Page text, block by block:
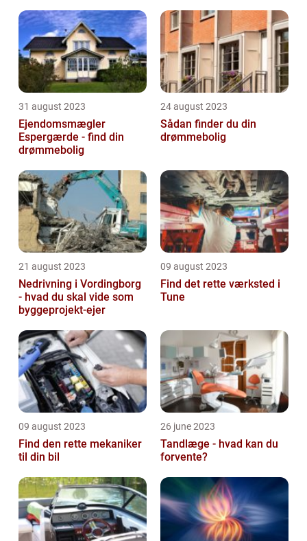
31 august 2023
Ejendomsmægler
Espergærde - find din
drømmebolig
24 august 2023
Sådan finder du din
drømmebolig
21 august 2023
Nedrivning i Vordingborg
- hvad du skal vide som
byggeprojekt-ejer
09 august 2023
Find det rette værksted i
Tune
09 august 2023
Find den rette mekaniker
til din bil
26 june 2023
Tandlæge - hvad kan du
forvente?